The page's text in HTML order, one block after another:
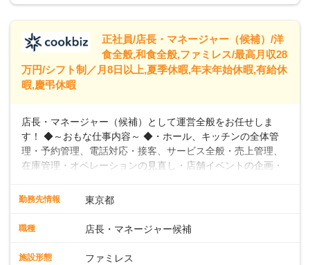
います。
給245,800円～②エリア社員 ：月給
正社員/店長・マネージャー（候補）/洋
食全般,和食全般,ファミレス/最高月収28
万円/シフト制／月8日以上,夏季休暇,年末年始休暇,有給休
暇,慶弔休暇
店長・マネージャー（候補）として運営全般をお任せしま
す！ ◆～おもな仕事内容～ ◆・ホール、キッチンの全体管
理・予約管理、電話対応・接客、サービス全般・売上管理、
在庫管理・オペレーションの見直し・店舗イベントの企画・
入社後はスキルに合わせた業務からお任せしますので、徐々
向上を目指すDX推進～ ◆すかいらーくのレストランでは、
スタッフの働きやすさをサポートしています。配膳ロボット
勤務先情報 東京都
職種 店長・マネージャー候補
施設形態 ファミレス